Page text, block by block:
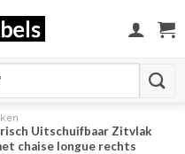
Uitschuifbaar Zitvlak
chaise longue rechts